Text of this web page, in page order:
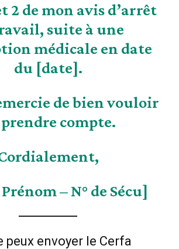
2 de mon avis d’arrêt
suite à une
médicale en date
du [date].
de bien vouloir
compte.
– N° de Sécu]
peux envoyer le Cerfa